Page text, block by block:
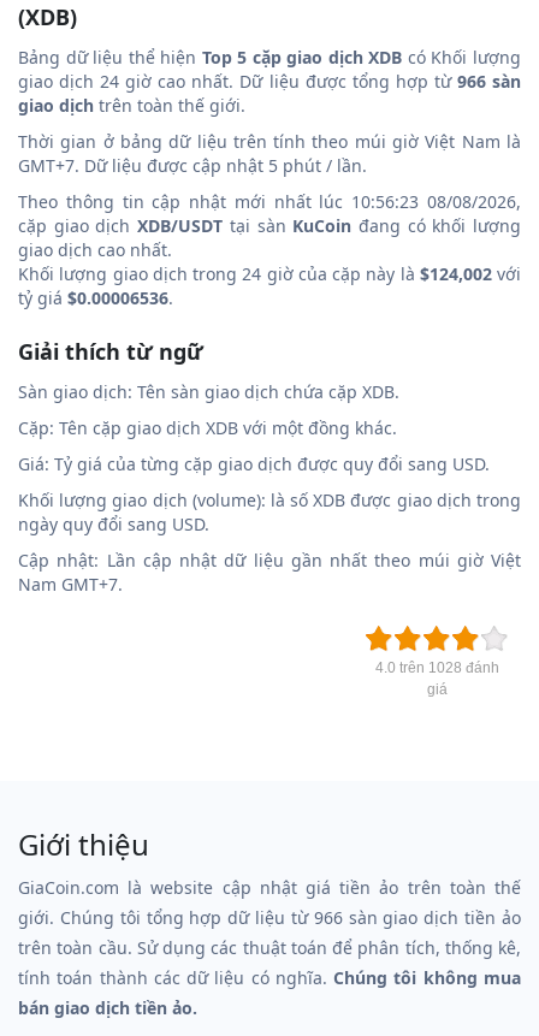
(XDB)
Bảng dữ liệu thể hiện Top 5 cặp giao dịch XDB có Khối lượng
giao dịch 24 giờ cao nhất. Dữ liệu được tổng hợp từ 966 sàn
giao dịch trên toàn thế giới.
Thời gian ở bảng dữ liệu trên tính theo múi giờ Việt Nam là
GMT+7. Dữ liệu được cập nhật 5 phút / lần.
Theo thông tin cập nhật mới nhất lúc 10:56:23 08/08/2026,
cặp giao dịchXDB/USDT tại sàn KuCoin đang có khối lượng
giao dịch cao nhất.
Khối lượng giao dịch trong 24 giờ của cặp này là $124,002với
tỷ giá $0.00006536.
Giải thích từ ngữ
Sàn giao dịch: Tên sàn giao dịch chứa cặp XDB.
Cặp: Tên cặp giao dịch XDB với một đồng khác.
Giá: Tỷ giá của từng cặp giao dịch được quy đổi sang USD.
Khối lượng giao dịch (volume): là số XDB được giao dịch trong
ngày quy đổi sang USD.
Cập nhật: Lần cập nhật dữ liệu gần nhất theo múi giờ Việt
Nam GMT+7.
4.0 trên 1028 đánh
giá
Giới thiệu
GiaCoin.com là website cập nhật giá tiền ảo trên toàn thế
giới. Chúng tôi tổng hợp dữ liệu từ 966 sàn giao dịch tiền ảo
trên toàn cầu. Sử dụng các thuật toán để phân tích, thống kê,
tính toán thành các dữ liệu có nghĩa.Chúng tôi không mua
bán giao dịch tiền ảo.